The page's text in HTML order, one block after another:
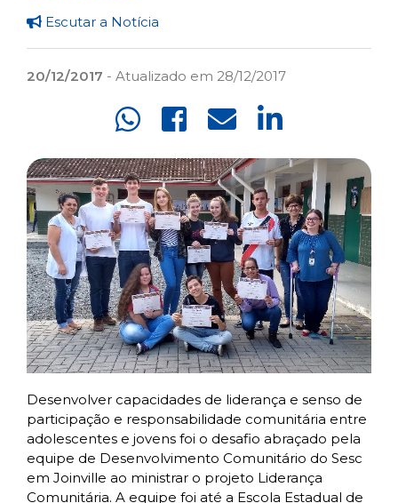
Escutar a Notícia
20/12/2017 - Atualizado em 28/12/2017
Desenvolver capacidades de liderança e senso de
participação e responsabilidade comunitária entre
adolescentes e jovens foi o desafio abraçado pela
equipe de Desenvolvimento Comunitário do Sesc
em Joinville ao ministrar o projeto Liderança
Comunitária. A equipe foi até a Escola Estadual de